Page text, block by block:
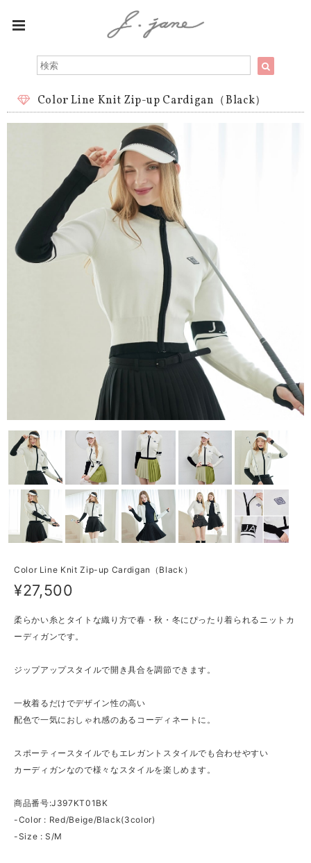
Color Line Knit Zip-up Cardigan（Black）
Color Line Knit Zip-up Cardigan（Black）
¥27,500
柔らかい糸とタイトな織り方で春・秋・冬にぴったり着られるニットカ
ーディガンです。
ジップアップスタイルで開き具合を調節できます。
一枚着るだけでデザイン性の高い
配色で一気におしゃれ感のあるコーディネートに。
スポーティースタイルでもエレガントスタイルでも合わせやすい
カーディガンなので様々なスタイルを楽しめます。
商品番号:J397KT01BK
-Color : Red/Beige/Black(3color)
-Size : S/M